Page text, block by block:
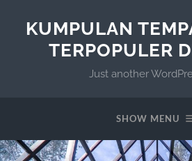
KUMPULAN
TERPOPULER
Just another
SHOW MENU